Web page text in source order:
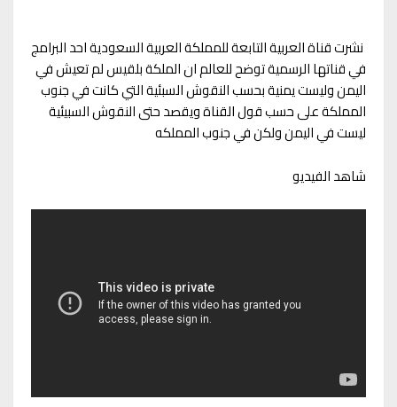
نشرت قناة العربية التابعة للمملكة العربية السعودية احد البرامج
في قناتها الرسمية توضح للعالم ان الملكة بلقيس لم تعيش في
اليمن وليست يمنية بحسب النقوش السبئية التي كانت في جنوب
المملكة على حسب قول القناة ويقصد حتى النقوش السبيئية
ليست في اليمن ولكن في جنوب المملكه
شاهد الفيديو